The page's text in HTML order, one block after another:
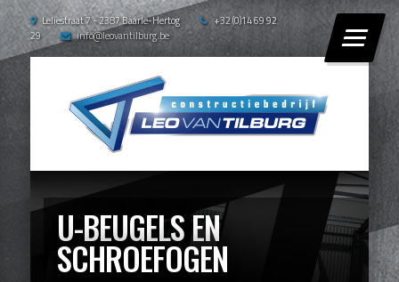
Leliestraat 7 - 2387 Baarle-Hertog
+32 (0)14 69 92
29
info@leovantilburg.be
U-BEUGELS EN
SCHROEFOGEN